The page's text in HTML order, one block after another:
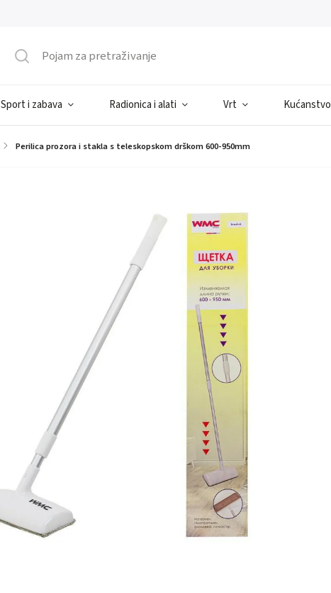
Sport i zabava Radionica i alati Vrt Kućanstvo
/ Perilica prozora i stakla s teleskopskom drškom 600-950mm